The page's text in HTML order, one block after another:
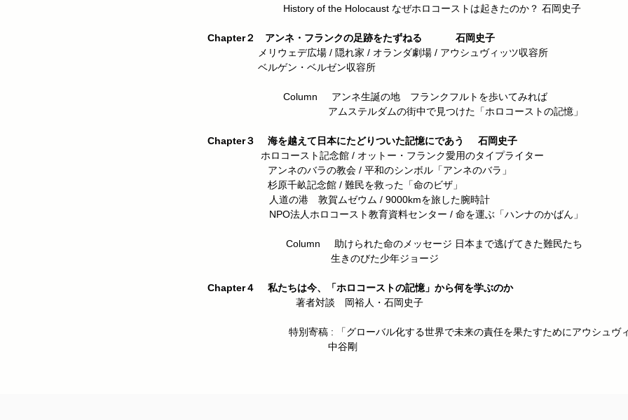
History of the Holocaust なぜホロコーストは起きたのか？ 石岡史子
Chapter２ アンネ・フランクの足跡をたずねる 石岡史子
メリウェデ広場 / 隠れ家 / オランダ劇場 / アウシュヴィッツ収容所
ベルゲン・ベルゼン収容所
Column アンネ生誕の地 フランクフルトを歩いてみれば
アムステルダムの街中で見つけた「ホロコーストの記憶」
Chapter３ 海を越えて日本にたどりついた記憶にであう 石岡史子
ホロコースト記念館 / オットー・フランク愛用のタイプライター
アンネのバラの教会 / 平和のシンボル「アンネのバラ」
杉原千畝記念館 / 難民を救った「命のビザ」
人道の港 敦賀ムゼウム / 9000kmを旅した腕時計
NPO法人ホロコースト教育資料センター / 命を運ぶ「ハンナのかばん」
Column 助けられた命のメッセージ 日本まで逃げてきた難民たち
生きのびた少年ジョージ
Chapter４ 私たちは今、「ホロコーストの記憶」から何を学ぶのか
著者対談 岡裕人・石岡史子
特別寄稿 : 「グローバル化する世界で未来の責任を果たすためにアウシュヴ
中谷剛